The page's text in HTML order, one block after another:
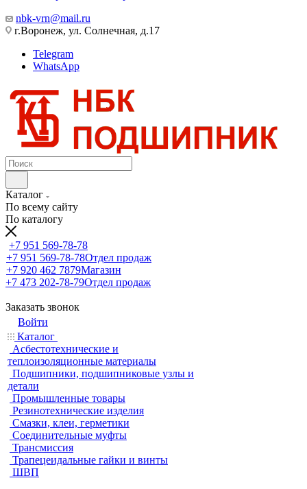
nbk-vrn@mail.ru
г.Воронеж, ул. Солнечная, д.17
Telegram
WhatsApp
Каталог
По всему сайту
По каталогу
+7 951 569-78-78
+7 951 569-78-78Отдел продаж
+7 920 462 7879Магазин
+7 473 202-78-79Отдел продаж
Заказать звонок
Войти
Каталог
Асбестотехнические и
теплоизоляционные материалы
Подшипники, подшипниковые узлы и
детали
Промышленные товары
Резинотехнические изделия
Смазки, клеи, герметики
Соединительные муфты
Трансмиссия
Трапецеидальные гайки и винты
ШВП